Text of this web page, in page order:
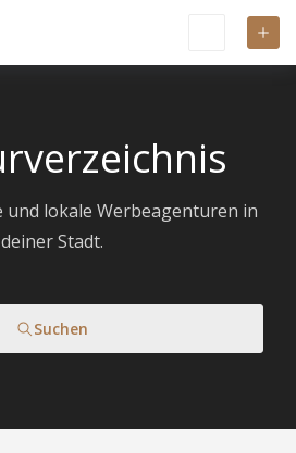
und lokale Werbeagenturen in
deiner Stadt.
Suchen